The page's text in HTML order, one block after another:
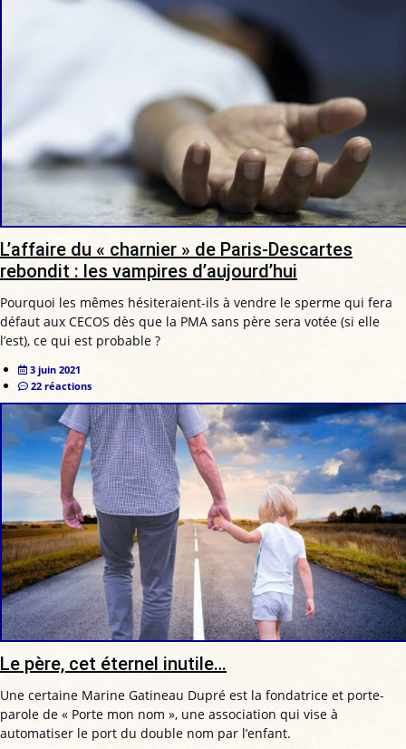
L’affaire du « charnier » de Paris-Descartes
rebondit : les vampires d’aujourd’hui
Pourquoi les mêmes hésiteraient-ils à vendre le sperme qui fera
défaut aux CECOS dès que la PMA sans père sera votée (si elle
l’est), ce qui est probable ?
3 juin 2021
22 réactions
Le père, cet éternel inutile…
Une certaine Marine Gatineau Dupré est la fondatrice et porte-
parole de « Porte mon nom », une association qui vise à
automatiser le port du double nom par l’enfant.